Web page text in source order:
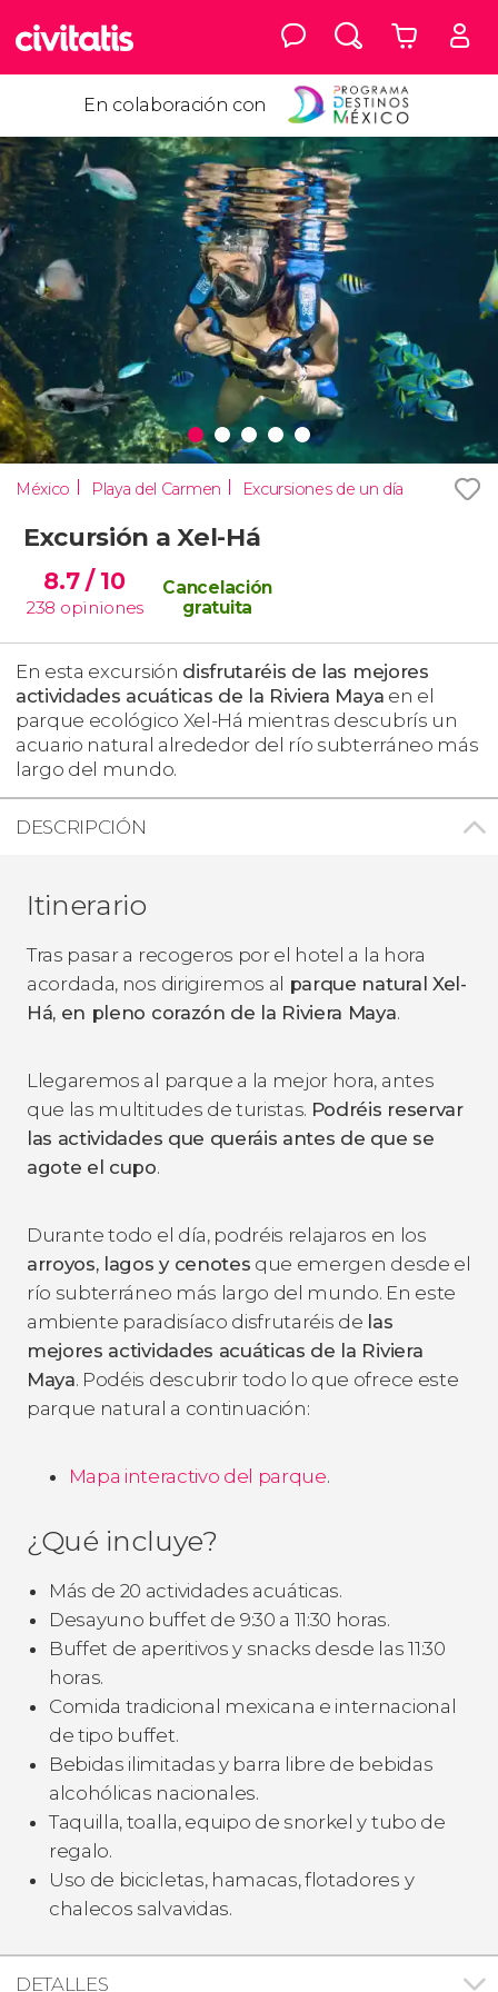
En colaboración con
México Playa del Carmen Excursiones de un día
Excursión a Xel-Há
8.7/ 10
238 opiniones
Cancelación
gratuita
En esta excursión disfrutaréis de las mejores
actividades acuáticas de la Riviera Maya en el
parque ecológico Xel-Há mientras descubrís un
acuario natural alrededor del río subterráneo más
largo del mundo.
DESCRIPCIÓN
Itinerario
Tras pasar a recogeros por el hotel a la hora
acordada, nos dirigiremos al parque natural Xel-
Há, en pleno corazón de la Riviera Maya.
Llegaremos al parque a la mejor hora, antes
que las multitudes de turistas. Podréis reservar
las actividades que queráis antes de que se
agote el cupo.
Durante todo el día, podréis relajaros en los
arroyos, lagos y cenotes que emergen desde el
río subterráneo más largo del mundo. En este
ambiente paradisíaco disfrutaréis de las
mejores actividades acuáticas de la Riviera
Maya. Podéis descubrir todo lo que ofrece este
parque natural a continuación:
Mapa interactivo del parque.
¿Qué incluye?
Más de 20 actividades acuáticas.
Desayuno buffet de 9:30 a 11:30 horas.
Buffet de aperitivos y snacks desde las 11:30
horas.
Comida tradicional mexicana e internacional
de tipo buffet.
Bebidas ilimitadas y barra libre de bebidas
alcohólicas nacionales.
Taquilla, toalla, equipo de snorkel y tubo de
regalo.
Uso de bicicletas, hamacas, flotadores y
chalecos salvavidas.
DETALLES